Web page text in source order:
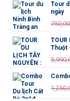
Tour
ngày
TOUR
Thuột